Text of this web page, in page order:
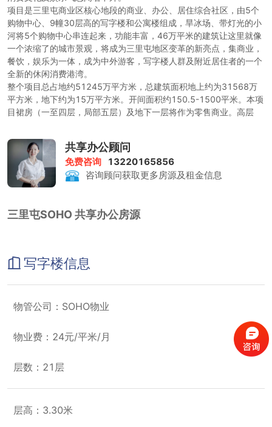
项目是三里屯商业区核心地段的商业、办公、居住综合社区，由5个
购物中心、9幢30层高的写字楼和公寓楼组成，旱冰场、带灯光的小
河将5个购物中心串连起来，功能丰富，46万平米的建筑让这里就像
一个浓缩了的城市景观，将成为三里屯地区变革的新亮点，集商业，
餐饮，娱乐为一体，成为中外游客，写字楼人群及附近居住者的一个
全新的休闲消费港湾。
整个项目总占地约51245万平方米，总建筑面积地上约为31568万
平方米，地下约为15万平方米。开间面积约150.5-1500平米。本项
目裙房（一至四层，局部五层）及地下一层将作为零售商业。高层
停车场、设备机房和服务管理用房。
项目写字楼群由5栋塔楼组成，精装修的内部环境突显个性。写字楼A
座21层，B/D座28层，C座22层，E座15层。
SOHO中国所倡导的城市生活方式和SOHO文化理念已形成强大潮
流，又正切和三里屯的历史文化背景。项目进入三里屯，对提升整个
国以往的开发模式，用混合的业态和超大规模带动这个区域的人流和
先生及其团队还负责商业空间的室内设计，参与项目室内设计的还有
设计，以及日本的迫庆一郎建筑设计工社(SAKOArchitects)，负责写
共享办公顾问
免费咨询
13220165856
咨询顾问获取更多房源及租金信息
三里屯SOHO 共享办公房源
写字楼信息
物管公司：SOHO物业
物业费：24元/平米/月
层数：21层
层高：3.30米